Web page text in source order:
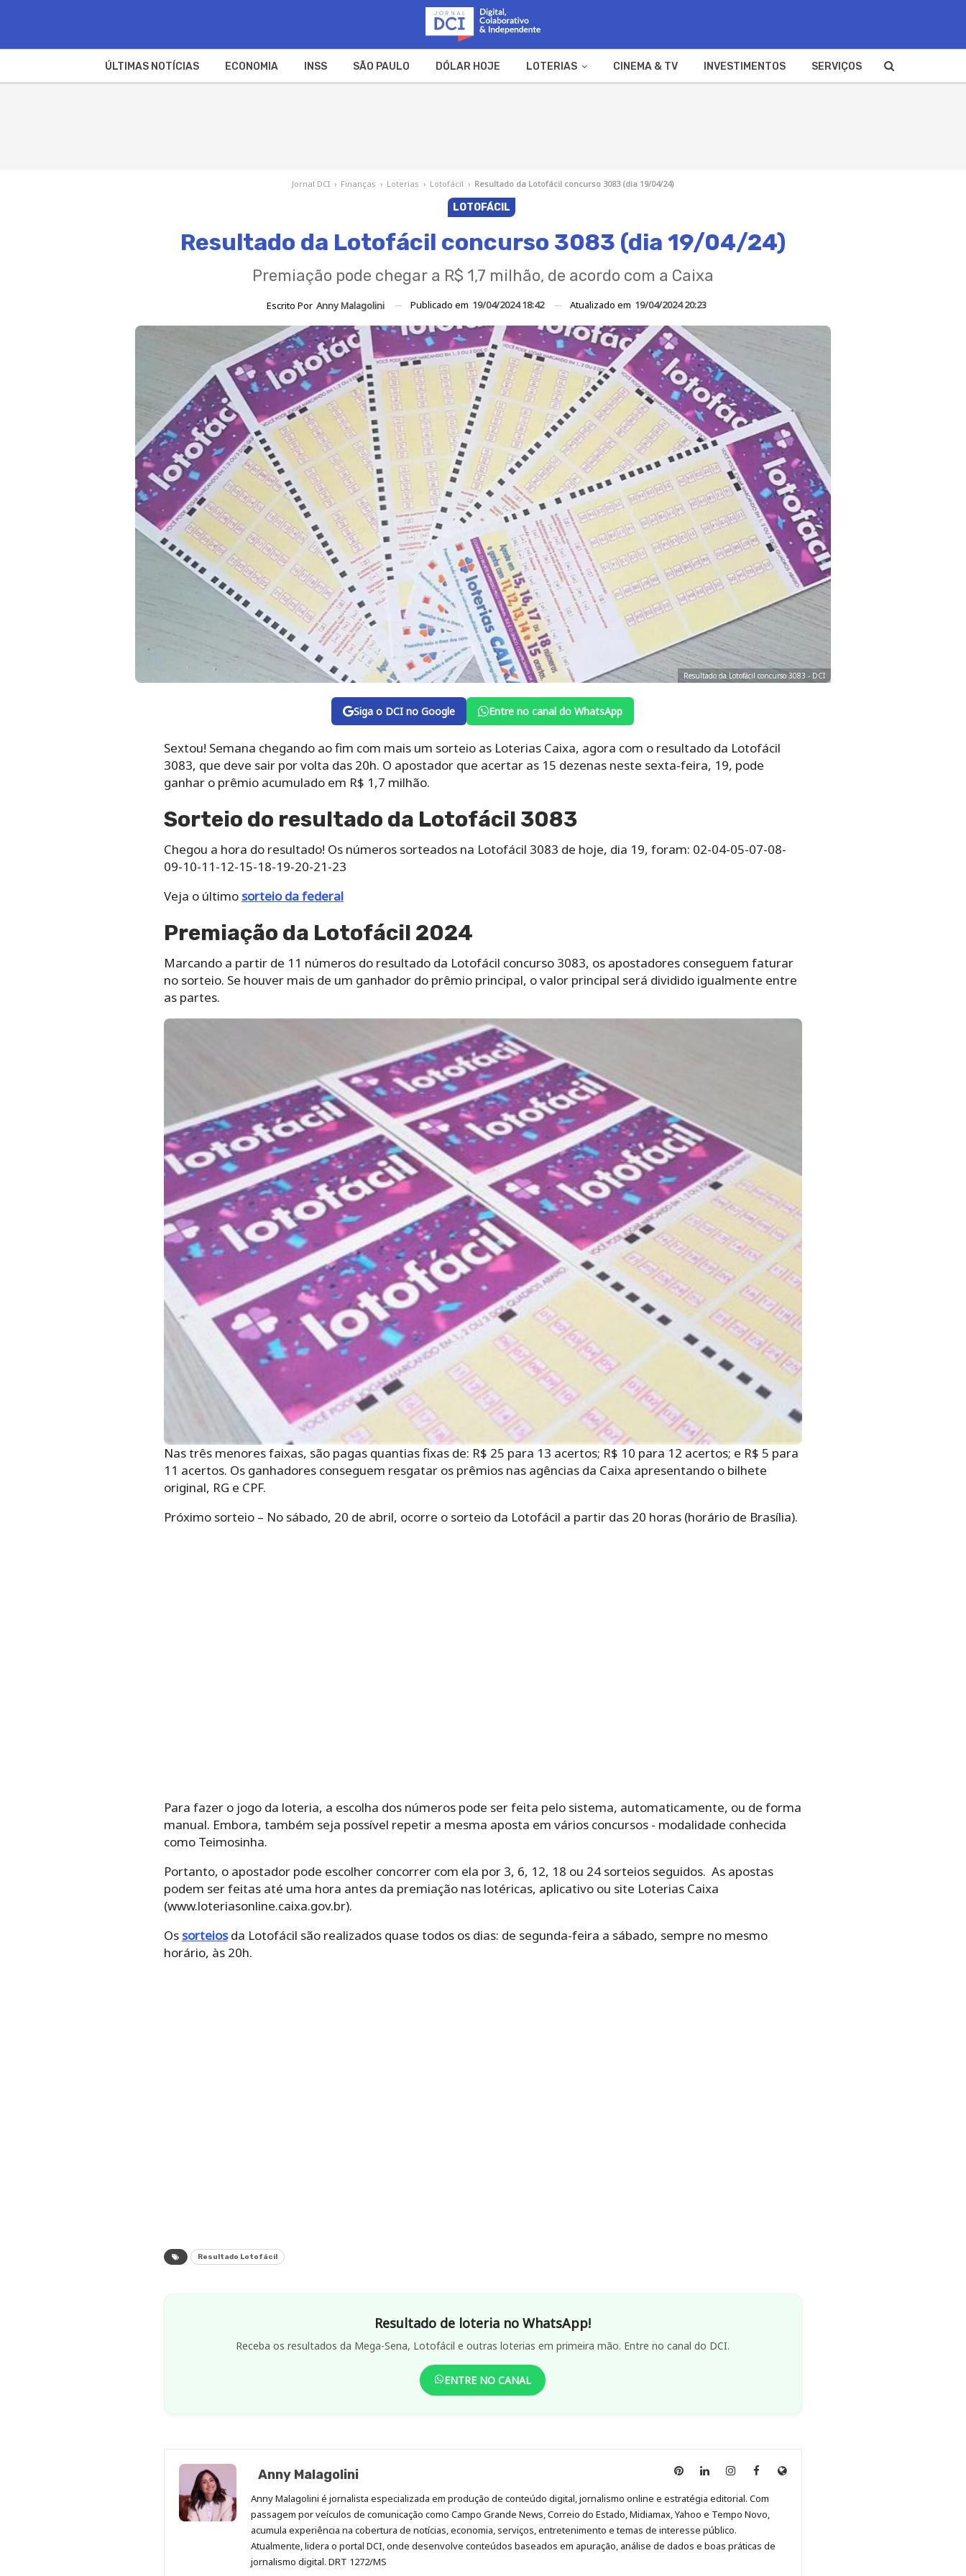
ÚLTIMAS NOTÍCIAS ECONOMIA INSS SÃO PAULO DÓLAR HOJE LOTERIAS CINEMA & TV INVESTIMENTOS SERVIÇOS
Jornal DCI › Finanças › Loterias › Lotofácil › Resultado da Lotofácil concurso 3083 (dia 19/04/24)
LOTOFÁCIL
Resultado da Lotofácil concurso 3083 (dia 19/04/24)
Premiação pode chegar a R$ 1,7 milhão, de acordo com a Caixa
Escrito Por Anny Malagolini Publicado em 19/04/2024 18:42 Atualizado em 19/04/2024 20:23
Resultado da Lotofácil concurso 3083 - DCI
Siga o DCI no Google Entre no canal do WhatsApp
Sextou! Semana chegando ao fim com mais um sorteio as Loterias Caixa, agora com o resultado da Lotofácil
3083, que deve sair por volta das 20h. O apostador que acertar as 15 dezenas neste sexta-feira, 19, pode
ganhar o prêmio acumulado em R$ 1,7 milhão.
Sorteio do resultado da Lotofácil 3083
Chegou a hora do resultado! Os números sorteados na Lotofácil 3083 de hoje, dia 19, foram: 02-04-05-07-08-
09-10-11-12-15-18-19-20-21-23
Veja o último sorteio da federal
Premiação da Lotofácil 2024
Marcando a partir de 11 números do resultado da Lotofácil concurso 3083, os apostadores conseguem faturar
no sorteio. Se houver mais de um ganhador do prêmio principal, o valor principal será dividido igualmente entre
as partes.
Nas três menores faixas, são pagas quantias fixas de: R$ 25 para 13 acertos; R$ 10 para 12 acertos; e R$ 5 para
11 acertos. Os ganhadores conseguem resgatar os prêmios nas agências da Caixa apresentando o bilhete
original, RG e CPF.
Próximo sorteio – No sábado, 20 de abril, ocorre o sorteio da Lotofácil a partir das 20 horas (horário de Brasília).
Para‌ ‌fazer‌ ‌o‌ ‌jogo da loteria,‌ ‌a‌ ‌escolha‌ ‌dos‌ ‌números‌ ‌pode‌ ‌ser‌ ‌feita‌ ‌pelo‌ ‌sistema,‌ ‌automaticamente,‌ ‌ou‌ ‌de‌ ‌forma‌
‌manual.‌ Embora, ‌também‌ ‌seja‌ ‌possível‌ ‌repetir‌ ‌a‌ ‌mesma‌ ‌aposta‌ ‌em‌ ‌vários‌ ‌concursos -‌ ‌modalidade‌ ‌conhecida‌
‌como‌ ‌Teimosinha.‌ ‌
Portanto, o ‌apostador‌ ‌pode‌ ‌escolher‌ ‌concorrer‌ ‌com‌ ‌ela‌ ‌por‌ ‌3,‌ ‌6,‌ ‌12,‌ ‌18‌ ‌ou‌ ‌24‌ ‌sorteios seguidos.‌ ‌ As apostas
podem ser feitas até uma hora antes da premiação nas lotéricas, aplicativo ou site Loterias Caixa
(www.loteriasonline.caixa.gov.br).
Os‌ ‌ sorteios‌‌da‌ ‌Lotofácil‌ ‌são‌ ‌realizados‌ ‌quase‌ ‌todos‌ ‌os‌ ‌dias: de‌ ‌segunda-feira‌ ‌a‌ ‌sábado,‌ ‌sempre‌ ‌no‌ ‌mesmo‌
‌horário,‌ ‌às‌ ‌20h.
Resultado Lotofácil
Resultado de loteria no WhatsApp!
Receba os resultados da Mega-Sena, Lotofácil e outras loterias em primeira mão. Entre no canal do DCI.
ENTRE NO CANAL
Anny Malagolini
Anny
no
Pinterest
Anny
no
LinkedIn
Anny
no
Instagram
Anny
no
Facebook
Site
Anny Malagolini é jornalista especializada em produção de conteúdo digital, jornalismo online e estratégia editorial. Com
passagem por veículos de comunicação como Campo Grande News, Correio do Estado, Midiamax, Yahoo e Tempo Novo,
acumula experiência na cobertura de notícias, economia, serviços, entretenimento e temas de interesse público.
Atualmente, lidera o portal DCI, onde desenvolve conteúdos baseados em apuração, análise de dados e boas práticas de
jornalismo digital. DRT 1272/MS